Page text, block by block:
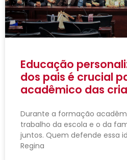
Educação
dos pais é crucial
acadêmico das
Durante a formação
trabalho da escola e o da
juntos. Quem defende essa
Regina